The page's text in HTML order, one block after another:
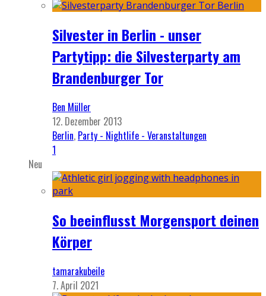
Silvester in Berlin - unser
Partytipp: die Silvesterparty am
Brandenburger Tor
Ben Müller
12. Dezember 2013
Berlin, Party - Nightlife - Veranstaltungen
1
Neu
So beeinflusst Morgensport deinen
Körper
tamarakubeile
7. April 2021